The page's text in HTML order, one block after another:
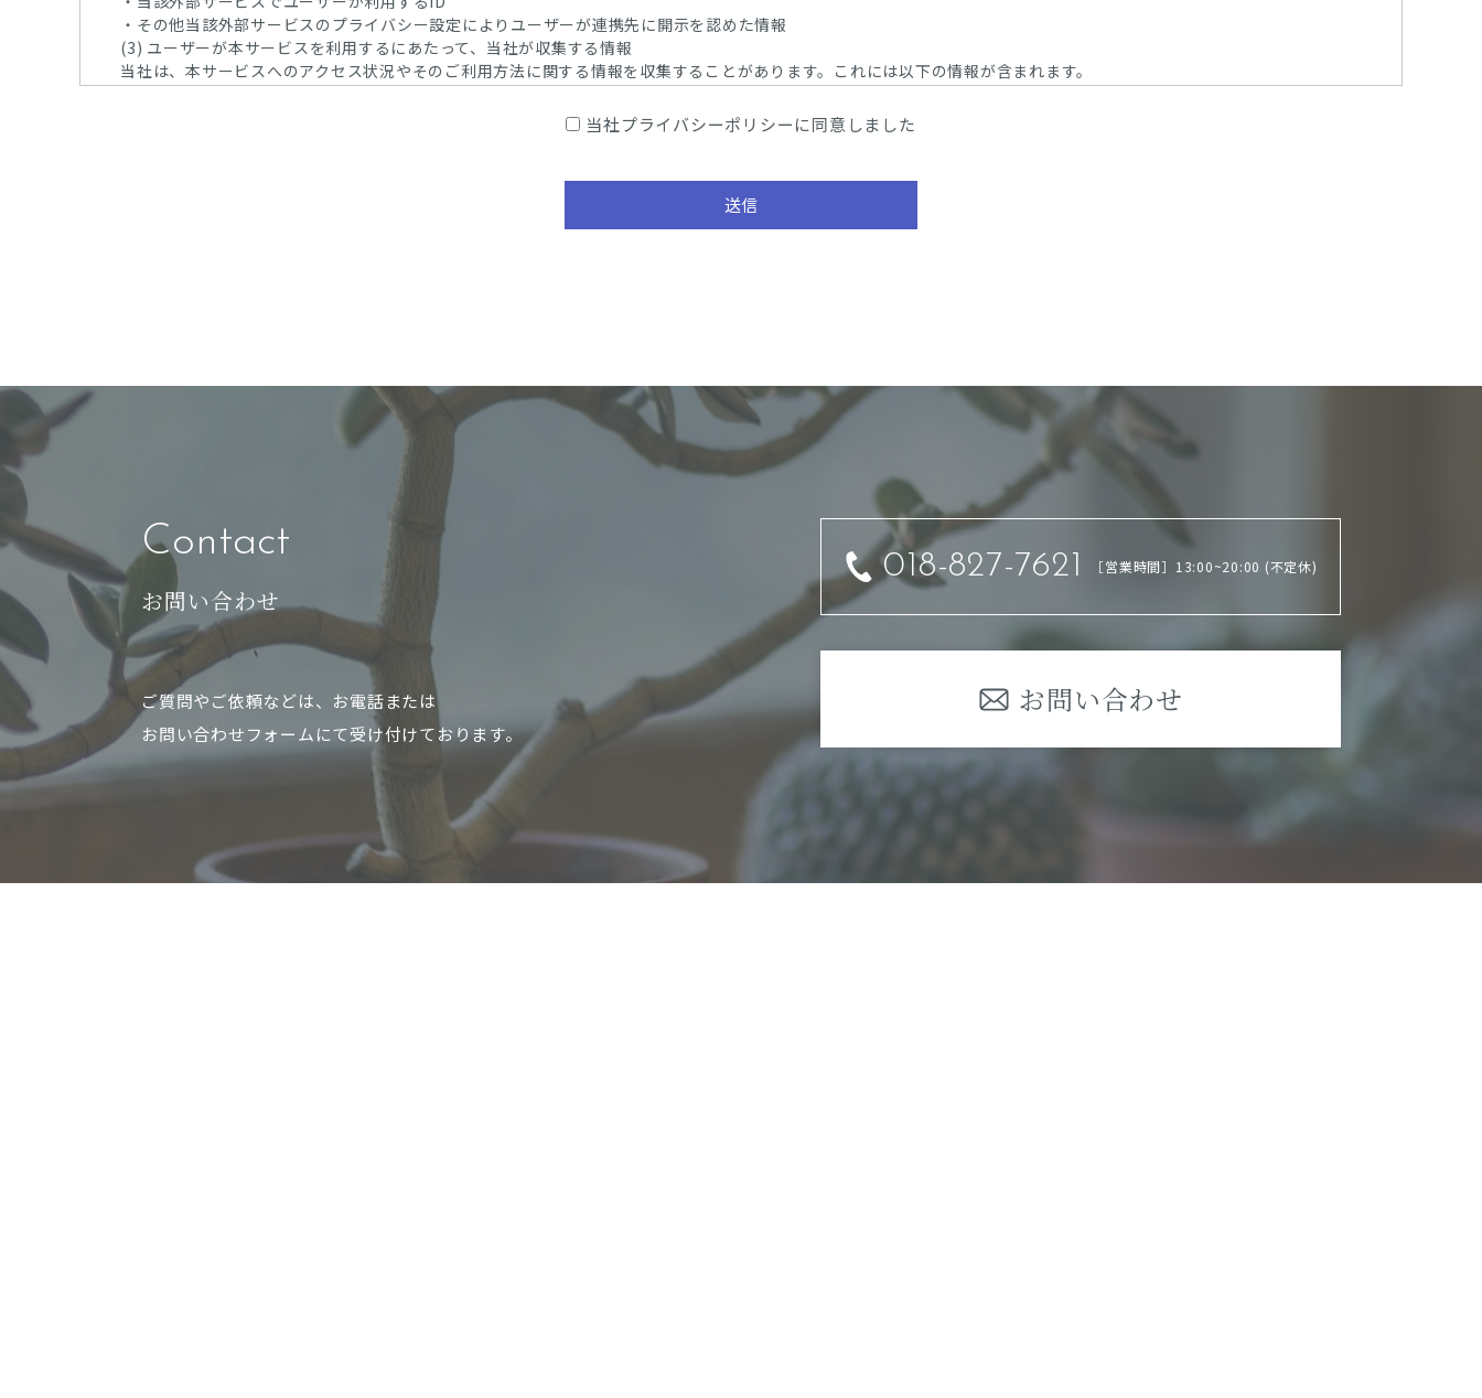
・その他当該外部サービスのプライバシー設定によりユーザーが連携先に開示を認めた情報
(3) ユーザーが本サービスを利用するにあたって、当社が収集する情報
当社は、本サービスへのアクセス状況やそのご利用方法に関する情報を収集することがあります。これには以下の情報が含まれます。
(4) ユーザーが本サービスを利用するにあたって、当社がユーザーの個別同意に基づいて収集する情報
当社は、ユーザーが3-1に定める方法により個別に同意した場合、当社は以下の情報を利用中の端末から収集します。
(3) 広告の配信、表示及び効果測定のため
(4) 本サービスに関するご案内、お問い合わせ等への対応のため
(5) 本サービスに関する当社の規約、ポリシー等（以下「規約等」といいます。）に違反する行為に対する対応のため
(6) 本サービスに関する規約等の変更などを通知するため
3.通知・公表または同意取得の方法、利用中止要請の方法
3-1 以下の利用者情報については、その収集が行われる前にユーザーの同意を得るものとします。
・位置情報
3-2 ユーザーは、本サービスの所定の設定を行うことにより、利用者情報の全部または一部についてその収集又は利用の停止を求めることができ、この場合、当社は速や
かに、当社の定めるところに従い、その利用を停止します。なお利用者情報の項目によっては、その収集または利用が本サービスの前提となるため、当社所定の方法によ
り本サービスを退会した場合に限り、当社はその収集又は利用を停止します。
4.外部送信、第三者提供、情報収集モジュールの有無
4-1 本サービスでは、以下の提携先が、ユーザーの端末にCookieを保存し、これを利用して利用者情報を蓄積及び利用している場合があります。
(2) 上記提携先のプライバシーポリシーのURL：
https://matomo.org/privacy-policy/
(3) 上記提携先のオプトアウト（無効化）URL：
https://matomo.org/privacy-policy/
当社プライバシーポリシーに同意しました
送信
Contact
お問い合わせ
ご質問やご依頼などは、お電話または
お問い合わせフォームにて受け付けております。
018-827-7621 ［営業時間］13:00~20:00 (不定休)
お問い合わせ